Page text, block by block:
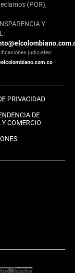
(PQR),
Y
judiciales:
PRIVACIDAD
DE
COMERCIO